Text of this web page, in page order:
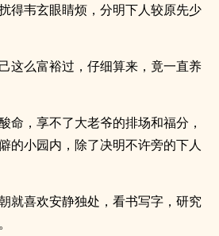
得韦玄眼睛烦，分明下人较原先少
这么富裕过，仔细算来，竟一直养
命，享不了大老爷的排场和福分，
的小园内，除了决明不许旁的下人
就喜欢安静独处，看书写字，研究